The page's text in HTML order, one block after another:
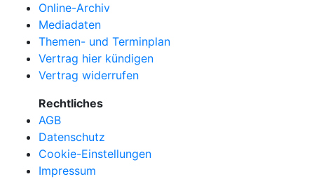
Online-Archiv
Mediadaten
Themen- und Terminplan
Vertrag hier kündigen
Vertrag widerrufen
Rechtliches
AGB
Datenschutz
Cookie-Einstellungen
Impressum